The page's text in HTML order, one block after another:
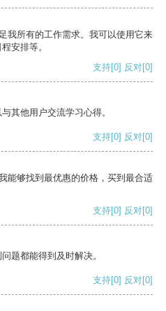
我所有的工作需求。我可以使用它来
安排等。
支持[0] 反对[0]
其他用户交流学习心得。
支持[0] 反对[0]
能够找到最优惠的价格，买到最合适
支持[0] 反对[0]
题都能得到及时解决。
支持[0] 反对[0]